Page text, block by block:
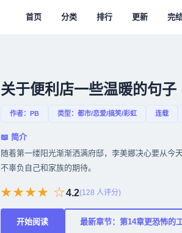
首页 分类 排行 更新 完
关于便利店一些温暖的句子
作者：PB 类型：都市/恋爱/搞笑/彩虹 连载
📖 简介
随着第一缕阳光渐渐洒满府邸，李美娜决心要从今
不辜负自己和家族的期待。
★★★★ ☆4.2(128 人评分)
开始阅读 最新章节：第14章更恐怖的